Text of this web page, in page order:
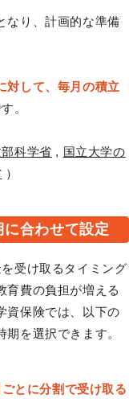
なり、計画的な準備
対して、毎月の積立
。
科学省 , 国立大学の
）
合わせて設定
受け取るタイミング
育費の負担が増える
資保険では、以下の
を選択できます。
とに分割で受け取る